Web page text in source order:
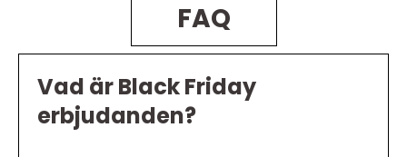
FAQ
Vad är Black Friday
erbjudanden?